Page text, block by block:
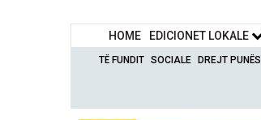
HOME EDICIONET LOKALE
TË FUNDIT SOCIALE DREJT PUNËS